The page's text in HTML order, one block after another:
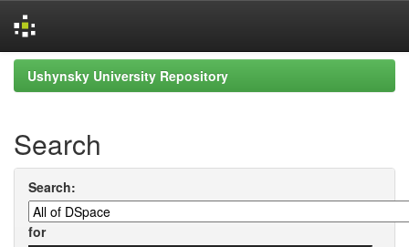
Skip
navigation
Ushynsky University Repository
Search
Search:
for